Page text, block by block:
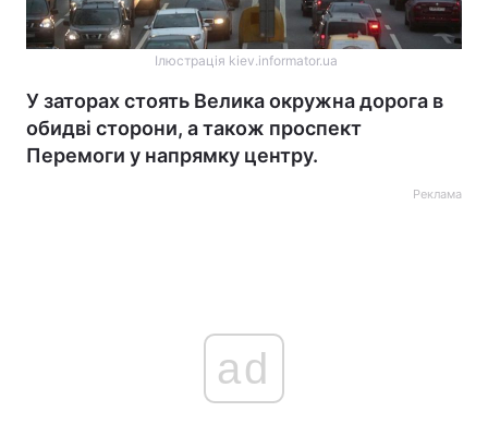
Ілюстрація kiev.informator.ua
У заторах стоять Велика окружна дорога в
обидві сторони, а також проспект
Перемоги у напрямку центру.
Реклама
ad